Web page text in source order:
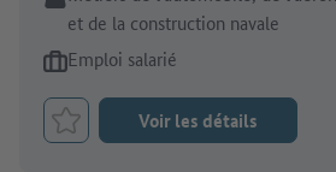
et de la construction navale
Type d'offre d'emploi:
Emploi salarié
Retenir le job
Voir les détails